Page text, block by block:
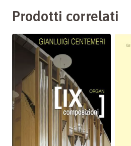
Prodotti correlati